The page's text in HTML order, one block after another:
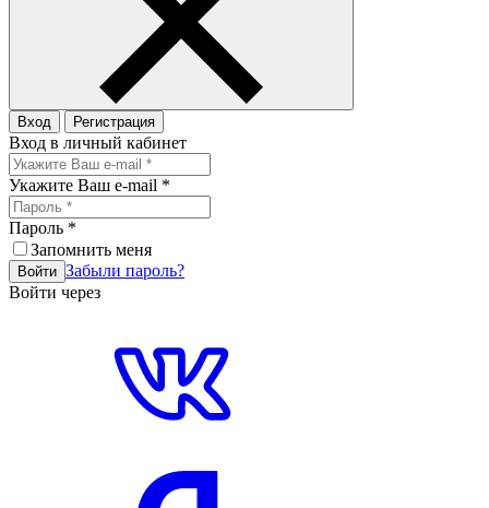
Вход Регистрация
Вход в личный кабинет
Укажите Ваш e-mail *
Пароль *
Запомнить меня
Войти Забыли пароль?
Войти через